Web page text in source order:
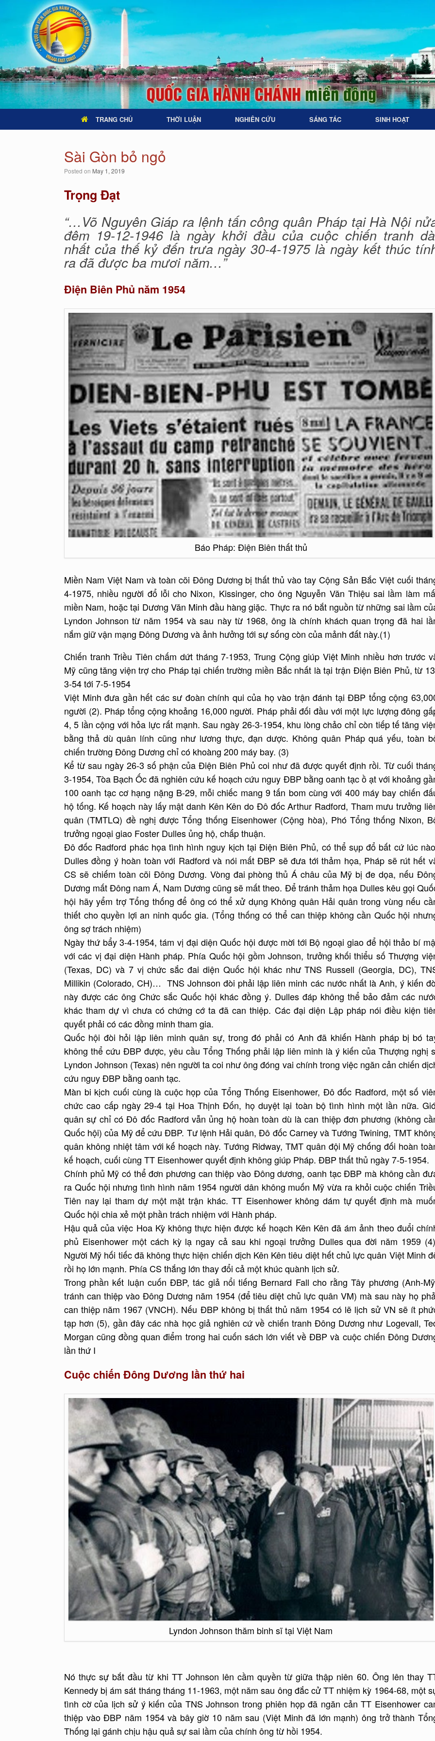
TRANG CHỦ THỜI LUẬN NGHIÊN CỨU SÁNG TÁC SINH HOẠT
Sài Gòn bỏ ngỏ
Posted on May 1, 2019
Trọng Đạt
“…Võ Nguyên Giáp ra lệnh tấn công quân Pháp tại Hà Nội
đêm 19-12-1946 là ngày khởi đầu của cuộc chiến tranh
nhất của thế kỷ đến trưa ngày 30-4-1975 là ngày kết thúc
ra đã được ba mươi năm…”
Điện Biên Phủ năm 1954
Báo Pháp: Điện Biên thất thủ
Miền Nam Việt Nam và toàn cõi Đông Dương bị thất thủ vào tay Cộng Sản Bắc Việt cuối
4-1975, nhiều người đổ lỗi cho Nixon, Kissinger, cho ông Nguyễn Văn Thiệu sai lầm làm
miền Nam, hoặc tại Dương Văn Minh đầu hàng giặc. Thực ra nó bắt nguồn từ những sai lầm
Lyndon Johnson từ năm 1954 và sau này từ 1968, ông là chính khách quan trọng đã hai
nắm giữ vận mạng Đông Dương và ảnh hưởng tới sự sống còn của mảnh đất này.(1)
Chiến tranh Triều Tiên chấm dứt tháng 7-1953, Trung Cộng giúp Việt Minh nhiều hơn trước
Mỹ cũng tăng viện trợ cho Pháp tại chiến trường miền Bắc nhất là tại trận Điện Biên Phủ, từ
3-54 tới 7-5-1954
Việt Minh đưa gần hết các sư đoàn chính qui của họ vào trận đánh tại ĐBP tổng cộng
người (2). Pháp tổng cộng khoảng 16,000 người. Pháp phải đối đầu với một lực lượng đông
4, 5 lần cộng với hỏa lực rất mạnh. Sau ngày 26-3-1954, khu lòng chảo chỉ còn tiếp tế tăng
bằng thả dù quân lính cũng như lương thực, đạn dược. Không quân Pháp quá yếu, toàn
chiến trường Đông Dương chỉ có khoàng 200 máy bay. (3)
Kể từ sau ngày 26-3 số phận của Điện Biên Phủ coi như đã được quyết định rồi. Từ cuối
3-1954, Tòa Bạch Ốc đã nghiên cứu kế hoạch cứu nguy ĐBP bằng oanh tạc ồ ạt với khoảng
100 oanh tạc cơ hạng nặng B-29, mỗi chiếc mang 9 tấn bom cùng với 400 máy bay chiến
hộ tống. Kế hoạch này lấy mật danh Kên Kên do Đô đốc Arthur Radford, Tham mưu trưởng
quân (TMTLQ) đề nghị được Tổng thống Eisenhower (Cộng hòa), Phó Tổng thống Nixon,
trưởng ngoại giao Foster Dulles ủng hộ, chấp thuận.
Đô đốc Radford phác họa tình hình nguy kịch tại Điện Biên Phủ, có thể sụp đổ bất cứ lúc
Dulles đồng ý hoàn toàn với Radford và nói mất ĐBP sẽ đưa tới thảm họa, Pháp sẽ rút hết
CS sẽ chiếm toàn cõi Đông Dương. Vòng đai phòng thủ Á châu của Mỹ bị đe dọa, nếu
Dương mất Đông nam Á, Nam Dương cũng sẽ mất theo. Để tránh thảm họa Dulles kêu gọi
hội hãy yểm trợ Tổng thống để ông có thể xử dụng Không quân Hải quân trong vùng nếu
thiết cho quyền lợi an ninh quốc gia. (Tổng thống có thể can thiệp không cần Quốc hội
ông sợ trách nhiệm)
Ngày thứ bẩy 3-4-1954, tám vị đại diện Quốc hội được mời tới Bộ ngoại giao để hội thảo bí
với các vị đại diện Hành pháp. Phía Quốc hội gồm Johnson, trưởng khối thiểu số Thượng
(Texas, DC) và 7 vị chức sắc đai diện Quốc hội khác như TNS Russell (Georgia, DC),
Millikin (Colorado, CH)… TNS Johnson đòi phải lập liên minh các nước nhất là Anh, ý kiến
này được các ông Chức sắc Quốc hội khác đồng ý. Dulles đáp không thể bảo đảm các
khác tham dự vì chưa có chứng cớ ta đã can thiệp. Các đại diện Lập pháp nói điều kiện
quyết phải có các đồng minh tham gia.
Quốc hội đòi hỏi lập liên minh quân sự, trong đó phải có Anh đã khiến Hành pháp bị bó
không thể cứu ĐBP được, yêu cầu Tổng Thống phải lập liên minh là ý kiến của Thượng nghị
Lyndon Johnson (Texas) nên người ta coi như ông đóng vai chính trong việc ngăn cản chiến
cứu nguy ĐBP bằng oanh tạc.
Màn bi kịch cuối cùng là cuộc họp của Tổng Thống Eisenhower, Đô đốc Radford, một số
chức cao cấp ngày 29-4 tại Hoa Thịnh Đốn, họ duyệt lại toàn bộ tình hình một lần nữa.
quân sự chỉ có Đô đốc Radford vẫn ủng hộ hoàn toàn dù là can thiệp đơn phương (không
Quốc hội) của Mỹ để cứu ĐBP. Tư lệnh Hải quân, Đô đốc Carney và Tướng Twining, TMT
quân không nhiệt tâm với kế hoạch này. Tướng Ridway, TMT quân đội Mỹ chống đối hoàn
kế hoạch, cuối cùng TT Eisenhower quyết định không giúp Pháp. ĐBP thất thủ ngày 7-5-1954.
Chính phủ Mỹ có thể đơn phương can thiệp vào Đông dương, oanh tạc ĐBP mà không cần
ra Quốc hội nhưng tình hình năm 1954 người dân không muốn Mỹ vừa ra khỏi cuộc chiến
Tiên nay lại tham dự một mặt trận khác. TT Eisenhower không dám tự quyết định mà
Quốc hội chia xẻ một phần trách nhiệm với Hành pháp.
Hậu quả của việc Hoa Kỳ không thực hiện được kế hoạch Kên Kên đã ám ảnh theo đuổi
phủ Eisenhower một cách kỳ lạ ngay cả sau khi ngoại trưởng Dulles qua đời năm 1959
Người Mỹ hối tiếc đã không thực hiện chiến dịch Kên Kên tiêu diệt hết chủ lực quân Việt Minh
rồi họ lớn mạnh. Phía CS thắng lớn thay đổi cả một khúc quành lịch sử.
Trong phần kết luận cuốn ĐBP, tác giả nổi tiếng Bernard Fall cho rằng Tây phương (Anh-
tránh can thiệp vào Đông Dương năm 1954 (để tiêu diệt chủ lực quân VM) mà sau này họ
can thiệp năm 1967 (VNCH). Nếu ĐBP không bị thất thủ năm 1954 có lẽ lịch sử VN sẽ ít
tạp hơn (5), gần đây các nhà học giả nghiên cứ về chiến tranh Đông Dương như Logevall,
Morgan cũng đồng quan điểm trong hai cuốn sách lớn viết về ĐBP và cuộc chiến Đông
lần thứ I
Cuộc chiến Đông Dương lần thứ hai
Lyndon Johnson thăm binh sĩ tại Việt Nam
Nó thực sự bắt đầu từ khi TT Johnson lên cầm quyền từ giữa thập niên 60. Ông lên thay
Kennedy bị ám sát tháng tháng 11-1963, một năm sau ông đắc cử TT nhiệm kỳ 1964-68, một
tình cờ của lịch sử ý kiến của TNS Johnson trong phiên họp đã ngăn cản TT Eisenhower
thiệp vào ĐBP năm 1954 và bây giờ 10 năm sau (Việt Minh đã lớn mạnh) ông trở thành
Thống lại gánh chịu hậu quả sự sai lầm của chính ông từ hồi 1954.